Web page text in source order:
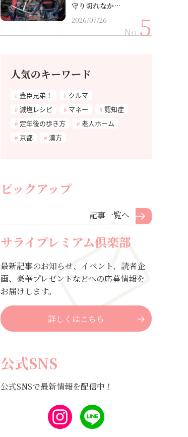
守り切れなか…
2026/07/26
No.
人気のキーワード
豊臣兄弟！
クルマ
減塩レシピ
マネー
認知症
定年後の歩き方
老人ホーム
京都
漢方
ピックアップ
記事一覧へ
サライプレミアム倶楽部
最新記事のお知らせ、イベント、読者企
画、豪華プレゼントなどへの応募情報を
お届けします。
詳しくはこちら
公式SNS
公式SNSで最新情報を配信中！